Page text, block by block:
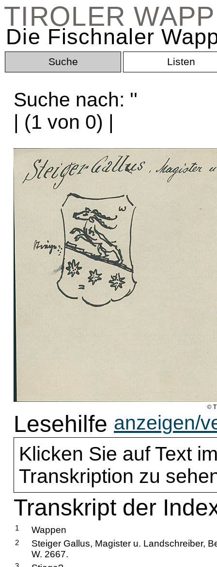
TIROLER
Die Fischnaler
Suche Listen
Suche nach: ''
| (1 von 0) |
Lesehilfe anzeigen/
Klicken Sie auf Text
Transkription zu
Transkript der
1 Wappen
2
Steiger Gallus, Magister u. Landschreiber,
W. 2667.